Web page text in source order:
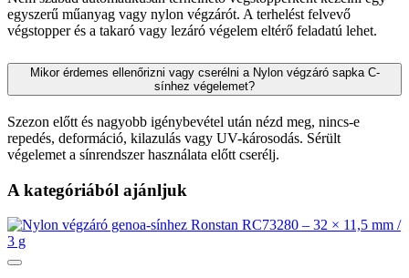
egyszerű műanyag vagy nylon végzárót. A terhelést felvevő
végstopper és a takaró vagy lezáró végelem eltérő feladatú lehet.
Mikor érdemes ellenőrizni vagy cserélni a Nylon végzáró sapka C-
sínhez végelemet?
Szezon előtt és nagyobb igénybevétel után nézd meg, nincs-e
repedés, deformáció, kilazulás vagy UV-károsodás. Sérült
végelemet a sínrendszer használata előtt cserélj.
A kategóriából ajánljuk